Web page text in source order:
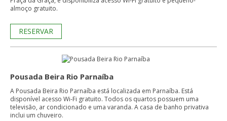
almoço gratuito.
RESERVAR
Pousada Beira Rio Parnaíba
A Pousada Beira Rio Parnaíba está localizada em Parnaíba. Está
disponível acesso Wi-Fi gratuito. Todos os quartos possuem uma
televisão, ar condicionado e uma varanda. A casa de banho privativa
inclui um chuveiro.